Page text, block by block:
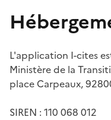
L'application I-cites
Ministère de la
place Carpeaux,
SIREN : 110 068 012